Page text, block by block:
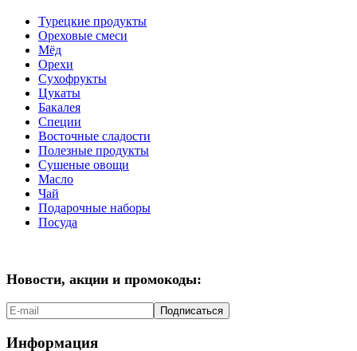
Турецкие продукты
Ореховые смеси
Мёд
Орехи
Сухофрукты
Цукаты
Бакалея
Специи
Восточные сладости
Полезные продукты
Сушеные овощи
Масло
Чай
Подарочные наборы
Посуда
Новости, акции и промокоды:
Подписаться
Информация